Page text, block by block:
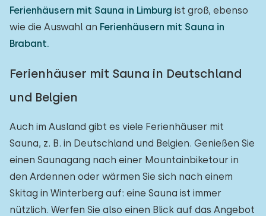
Ferienhäusern mit Sauna in Limburg ist groß, ebenso
wie die Auswahl an Ferienhäusern mit Sauna in
Brabant.
Ferienhäuser mit Sauna in Deutschland
und Belgien
Auch im Ausland gibt es viele Ferienhäuser mit
Sauna, z. B. in Deutschland und Belgien. Genießen Sie
einen Saunagang nach einer Mountainbiketour in
den Ardennen oder wärmen Sie sich nach einem
Skitag in Winterberg auf: eine Sauna ist immer
nützlich. Werfen Sie also einen Blick auf das Angebot